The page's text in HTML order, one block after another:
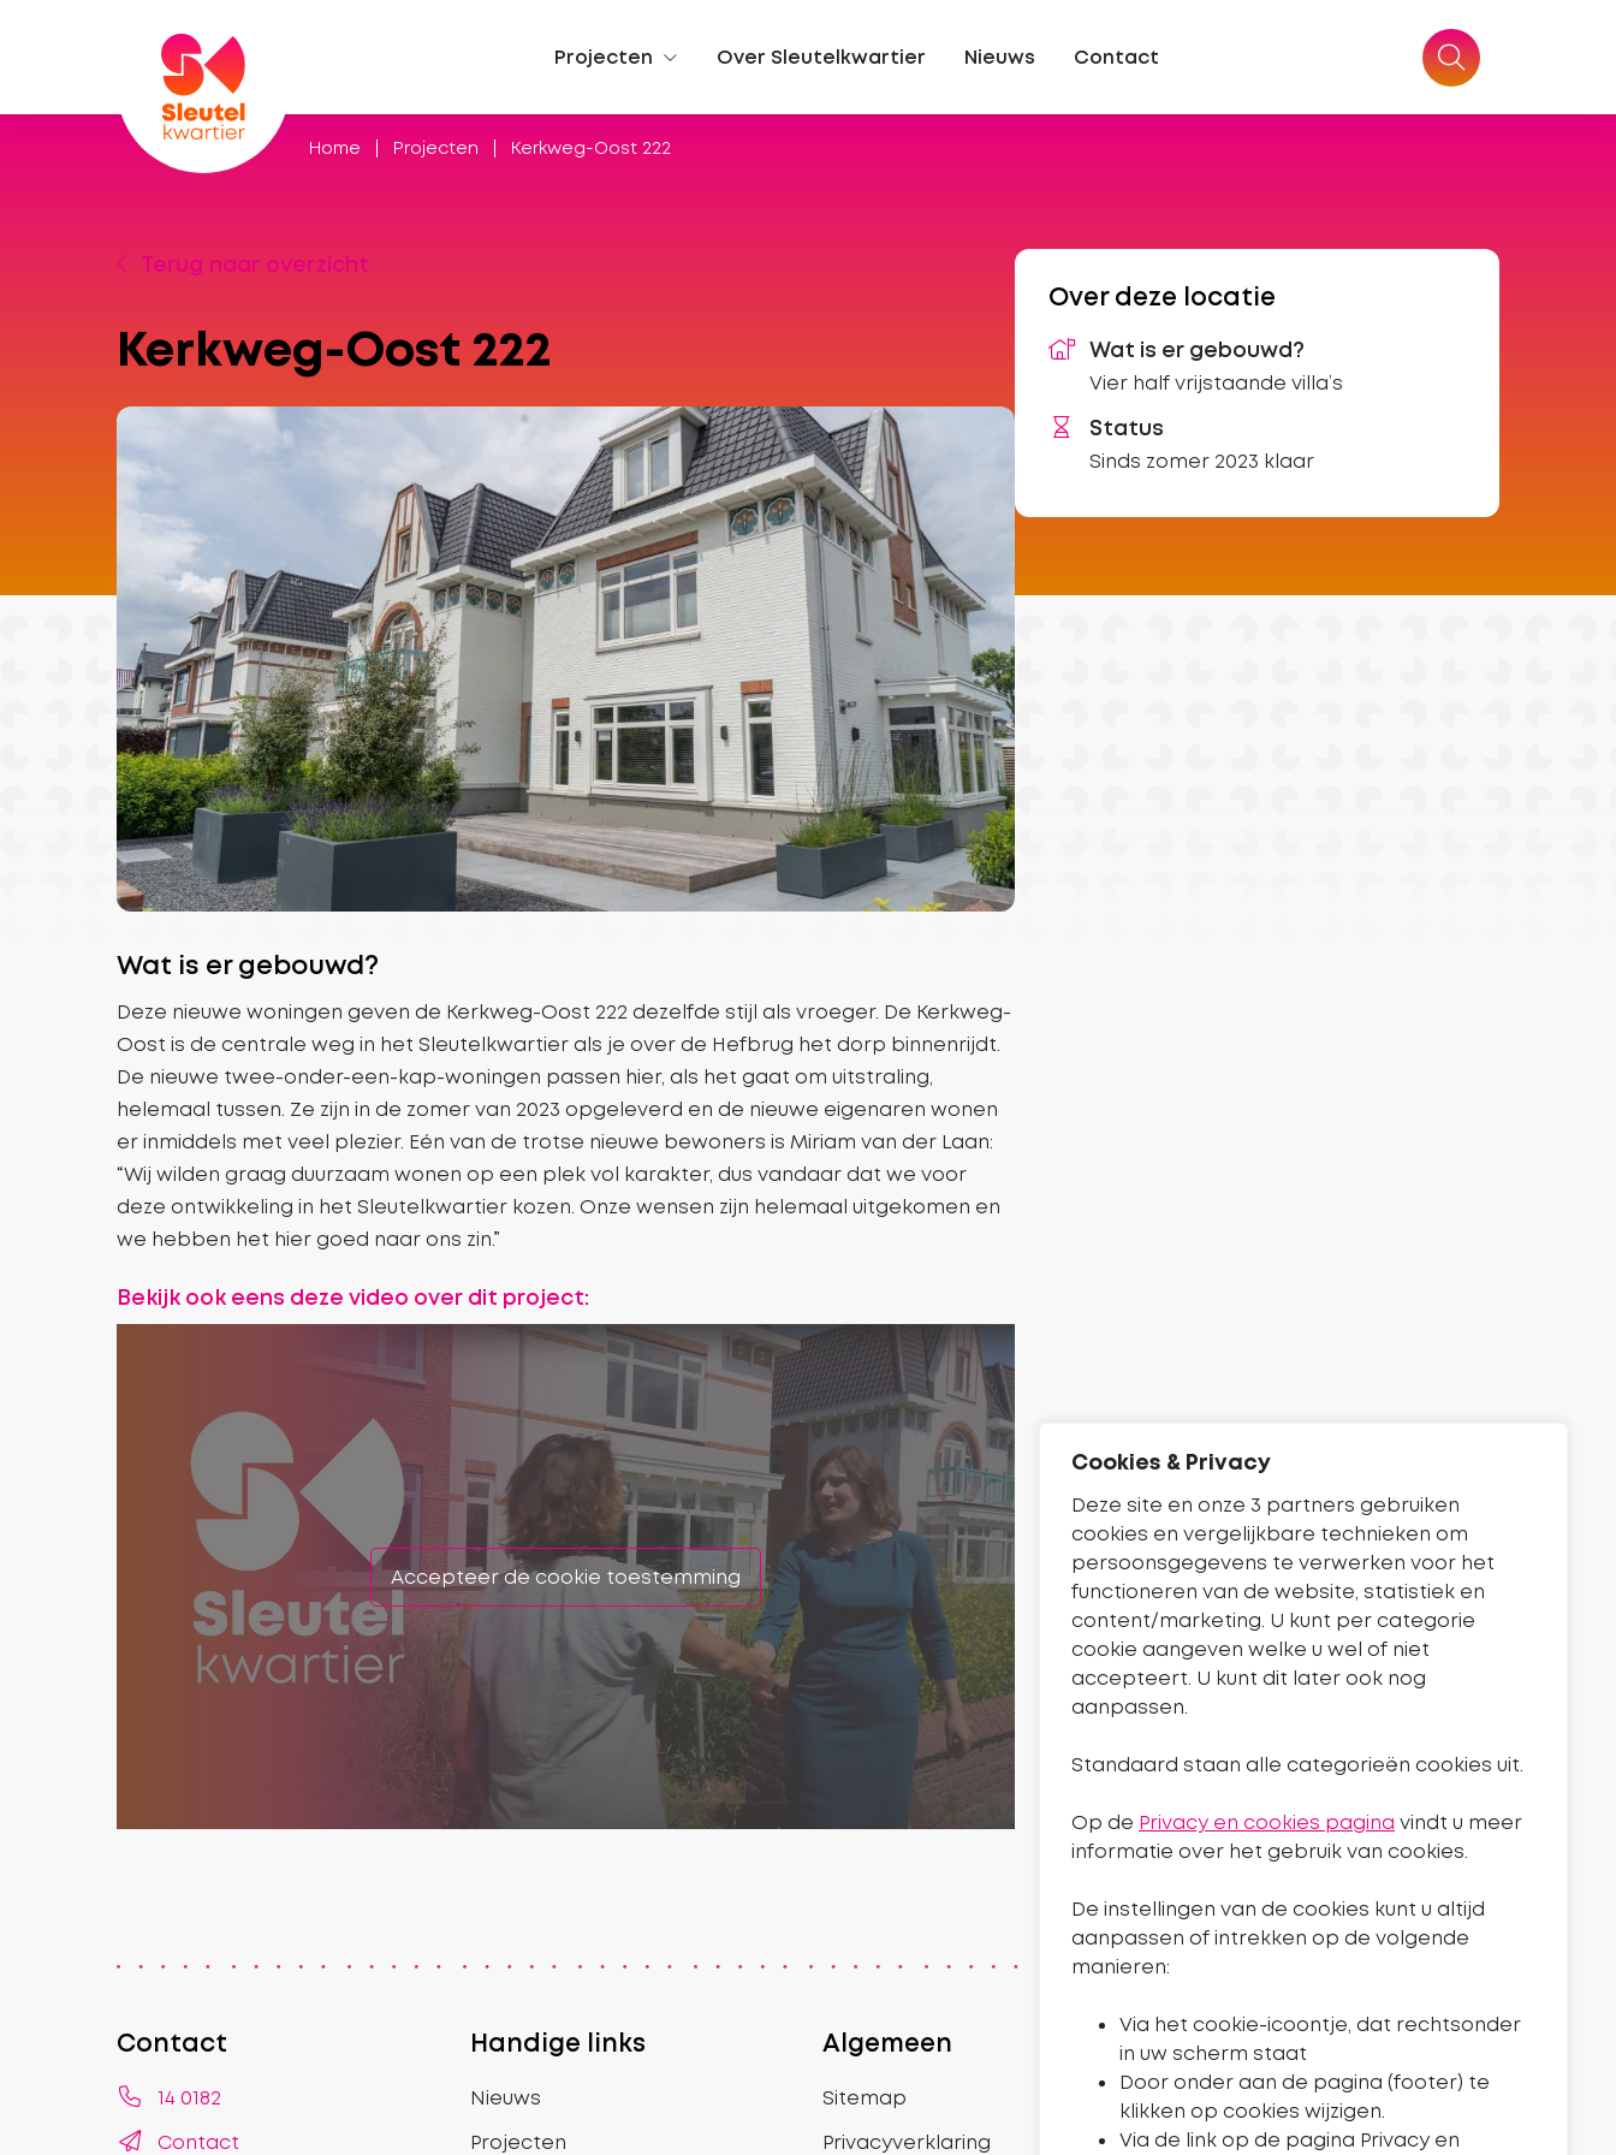
Cookies & Privacy
Deze site en onze 3 partners gebruiken
cookies en vergelijkbare technieken om
persoonsgegevens te verwerken voor het
functioneren van de website, statistiek en
content/marketing. U kunt per categorie
cookie aangeven welke u wel of niet
accepteert. U kunt dit later ook nog
aanpassen.
Standaard staan alle categorieën cookies uit.
Op de Privacy en cookies pagina vindt u meer
informatie over het gebruik van cookies.
De instellingen van de cookies kunt u altijd
aanpassen of intrekken op de volgende
manieren:
Via het cookie-icoontje, dat rechtsonder
in uw scherm staat
Door onder aan de pagina (footer) te
klikken op cookies wijzigen.
Via de link op de pagina Privacy en
Projecten Over Sleutelkwartier Nieuws Contact
Home Projecten Kerkweg-Oost 222
Terug naar overzicht
Kerkweg-Oost 222
Wat is er gebouwd?
Deze nieuwe woningen geven de Kerkweg-Oost 222 dezelfde stijl als vroeger. De Kerkweg-
Oost is de centrale weg in het Sleutelkwartier als je over de Hefbrug het dorp binnenrijdt.
De nieuwe twee-onder-een-kap-woningen passen hier, als het gaat om uitstraling,
helemaal tussen. Ze zijn in de zomer van 2023 opgeleverd en de nieuwe eigenaren wonen
er inmiddels met veel plezier. Eén van de trotse nieuwe bewoners is Miriam van der Laan:
“Wij wilden graag duurzaam wonen op een plek vol karakter, dus vandaar dat we voor
deze ontwikkeling in het Sleutelkwartier kozen. Onze wensen zijn helemaal uitgekomen en
we hebben het hier goed naar ons zin.”
Bekijk ook eens deze video over dit project:
Accepteer de cookie toestemming
Over deze locatie
Wat is er gebouwd?
Vier half vrijstaande villa’s
Status
Sinds zomer 2023 klaar
Contact
Telefoonnummer Sleutelkwartier
14 0182
Pagina contact
Contact
Handige links
Nieuws
Projecten
Algemeen
Sitemap
Privacyverklaring
Volg ons
Naar de Facebookpagina van Sleutelkwartier.
Naar de instagrampagina van Sleutelkwartier.
Naar de Youtube-pagina van Sleutelkwartier.